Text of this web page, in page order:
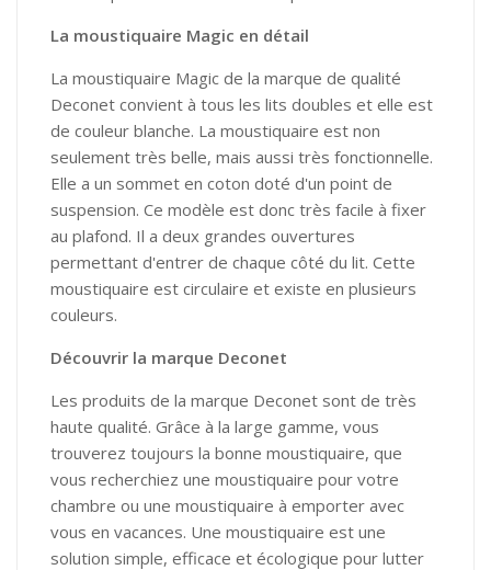
La moustiquaire Magic en détail
La moustiquaire Magic de la marque de qualité
Deconet convient à tous les lits doubles et elle est
de couleur blanche. La moustiquaire est non
seulement très belle, mais aussi très fonctionnelle.
Elle a un sommet en coton doté d'un point de
suspension. Ce modèle est donc très facile à fixer
au plafond. Il a deux grandes ouvertures
permettant d'entrer de chaque côté du lit. Cette
moustiquaire est circulaire et existe en plusieurs
couleurs.
Découvrir la marque Deconet
Les produits de la marque Deconet sont de très
haute qualité. Grâce à la large gamme, vous
trouverez toujours la bonne moustiquaire, que
vous recherchiez une moustiquaire pour votre
chambre ou une moustiquaire à emporter avec
vous en vacances. Une moustiquaire est une
solution simple, efficace et écologique pour lutter
jusqu'au 21 Aout inclus.
même passer vos
commandes et nous les
traiterons dès notre
retour.
Merci d'avance pour
votre compréhension.